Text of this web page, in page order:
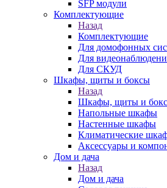
SFP модули
Комплектующие
Назад
Комплектующие
Для домофонных
Для
Для СКУД
Шкафы, щиты и боксы
Назад
Шкафы, щиты и
Напольные шкафы
Настенные шкафы
Климатические
Аксессуары и
Дом и дача
Назад
Дом и дача